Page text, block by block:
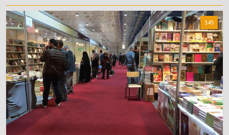
8
إتلاف أكثر من 106 كغم مخدرات و22 ألف قرص في
بغداد
31/07/2026
9
خطر "إيبولا" يتضاعف.. ارتفاع عدد الإصابات
بالفيروس إلى 3748
3/08/2026
10 نائبة تحذر من اضطرابات بسبب تأخّر دفع رواتب
الموظفين
4/08/2026
3:45